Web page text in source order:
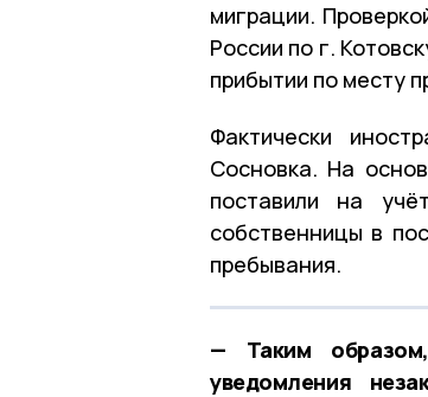
миграции.
России по г.
прибытии по месту
Фактически
Сосновка. На
поставили на
собственницы в
пребывания.
— Таким
уведомления